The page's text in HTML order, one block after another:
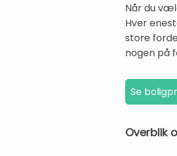
Når du
Hver
store
nogen på
Overblik